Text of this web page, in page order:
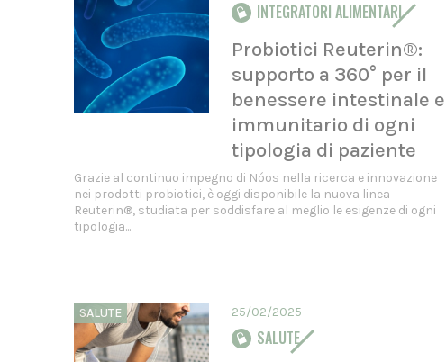
INTEGRATORI ALIMENTARI
Probiotici Reuterin®:
supporto a 360° per il
benessere intestinale e
immunitario di ogni
tipologia di paziente
Grazie al continuo impegno di Nóos nella ricerca e innovazione
nei prodotti probiotici, è oggi disponibile la nuova linea
Reuterin®, studiata per soddisfare al meglio le esigenze di ogni
tipologia...
SALUTE 25/02/2025
SALUTE